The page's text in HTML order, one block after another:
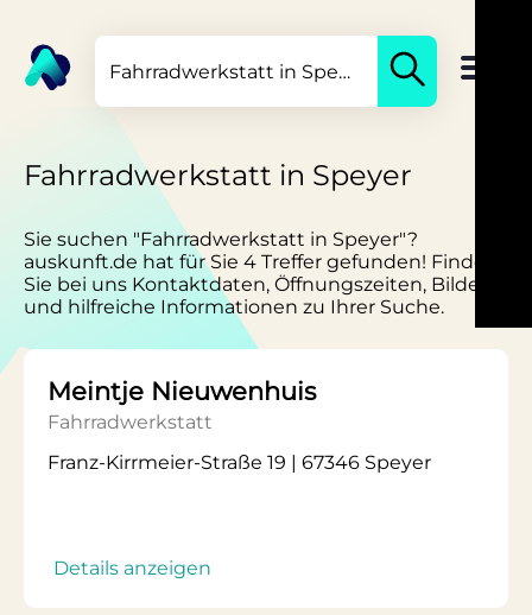
Fahrradwerkstatt in Speyer
Sie suchen "Fahrradwerkstatt in Speyer"?
auskunft.de hat für Sie 4 Treffer gefunden! Finden
Sie bei uns Kontaktdaten, Öffnungszeiten, Bilder
und hilfreiche Informationen zu Ihrer Suche.
Meintje Nieuwenhuis
Fahrradwerkstatt
Franz-Kirrmeier-Straße 19 | 67346 Speyer
Details anzeigen